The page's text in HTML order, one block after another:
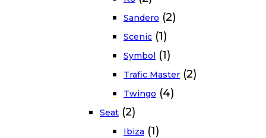
Sandero (2)
Scenic (1)
Symbol (1)
Trafic Master (2)
Twingo (4)
Seat (2)
Ibiza (1)